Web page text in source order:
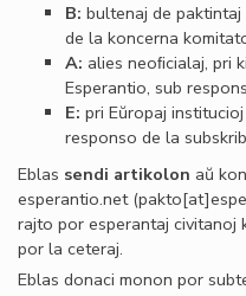
B: bultenaj de
de la koncerna
A: alies neoﬁcialaj, pri
Esperantio, sub
E: pri Eŭropaj
responso de la
Eblas sendi artikolon aŭ
esperantio.net
rajto por esperantaj civitanoj
por la ceteraj.
Eblas donaci monon por